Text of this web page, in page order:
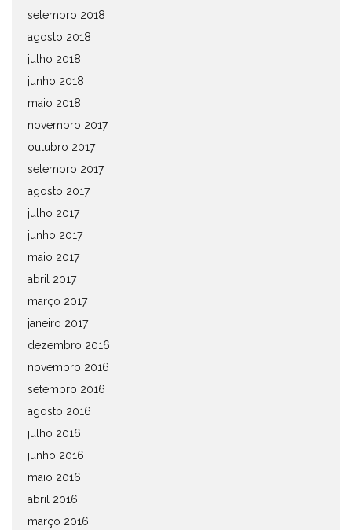
setembro 2018
agosto 2018
julho 2018
junho 2018
maio 2018
novembro 2017
outubro 2017
setembro 2017
agosto 2017
julho 2017
junho 2017
maio 2017
abril 2017
março 2017
janeiro 2017
dezembro 2016
novembro 2016
setembro 2016
agosto 2016
julho 2016
junho 2016
maio 2016
abril 2016
março 2016